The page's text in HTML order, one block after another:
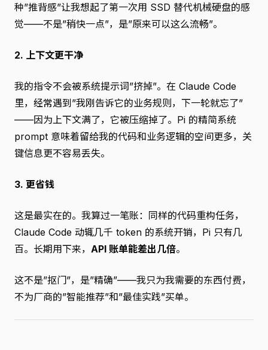
种”推背感”让我想起了第一次用 SSD 替代机械硬盘的感
觉——不是”稍快一点”，是”原来可以这么流畅”。
2. 上下文更干净
我的指令不会被系统提示词”挤掉”。在 Claude Code
里，经常遇到”我刚告诉它的业务规则，下一轮就忘了”
——因为上下文满了，它被压缩掉了。Pi 的精简系统
prompt 意味着留给我的代码和业务逻辑的空间更多，关
键信息更不容易丢失。
3. 更省钱
这是最实在的。我算过一笔账：同样的代码重构任务，
Claude Code 动辄几千 token 的系统开销，Pi 只有几
百。长期用下来， API 账单能差出几倍。
这不是”抠门”，是”精确”——我只为我需要的东西付费，
不为厂商的”智能推荐”和”最佳实践”买单。